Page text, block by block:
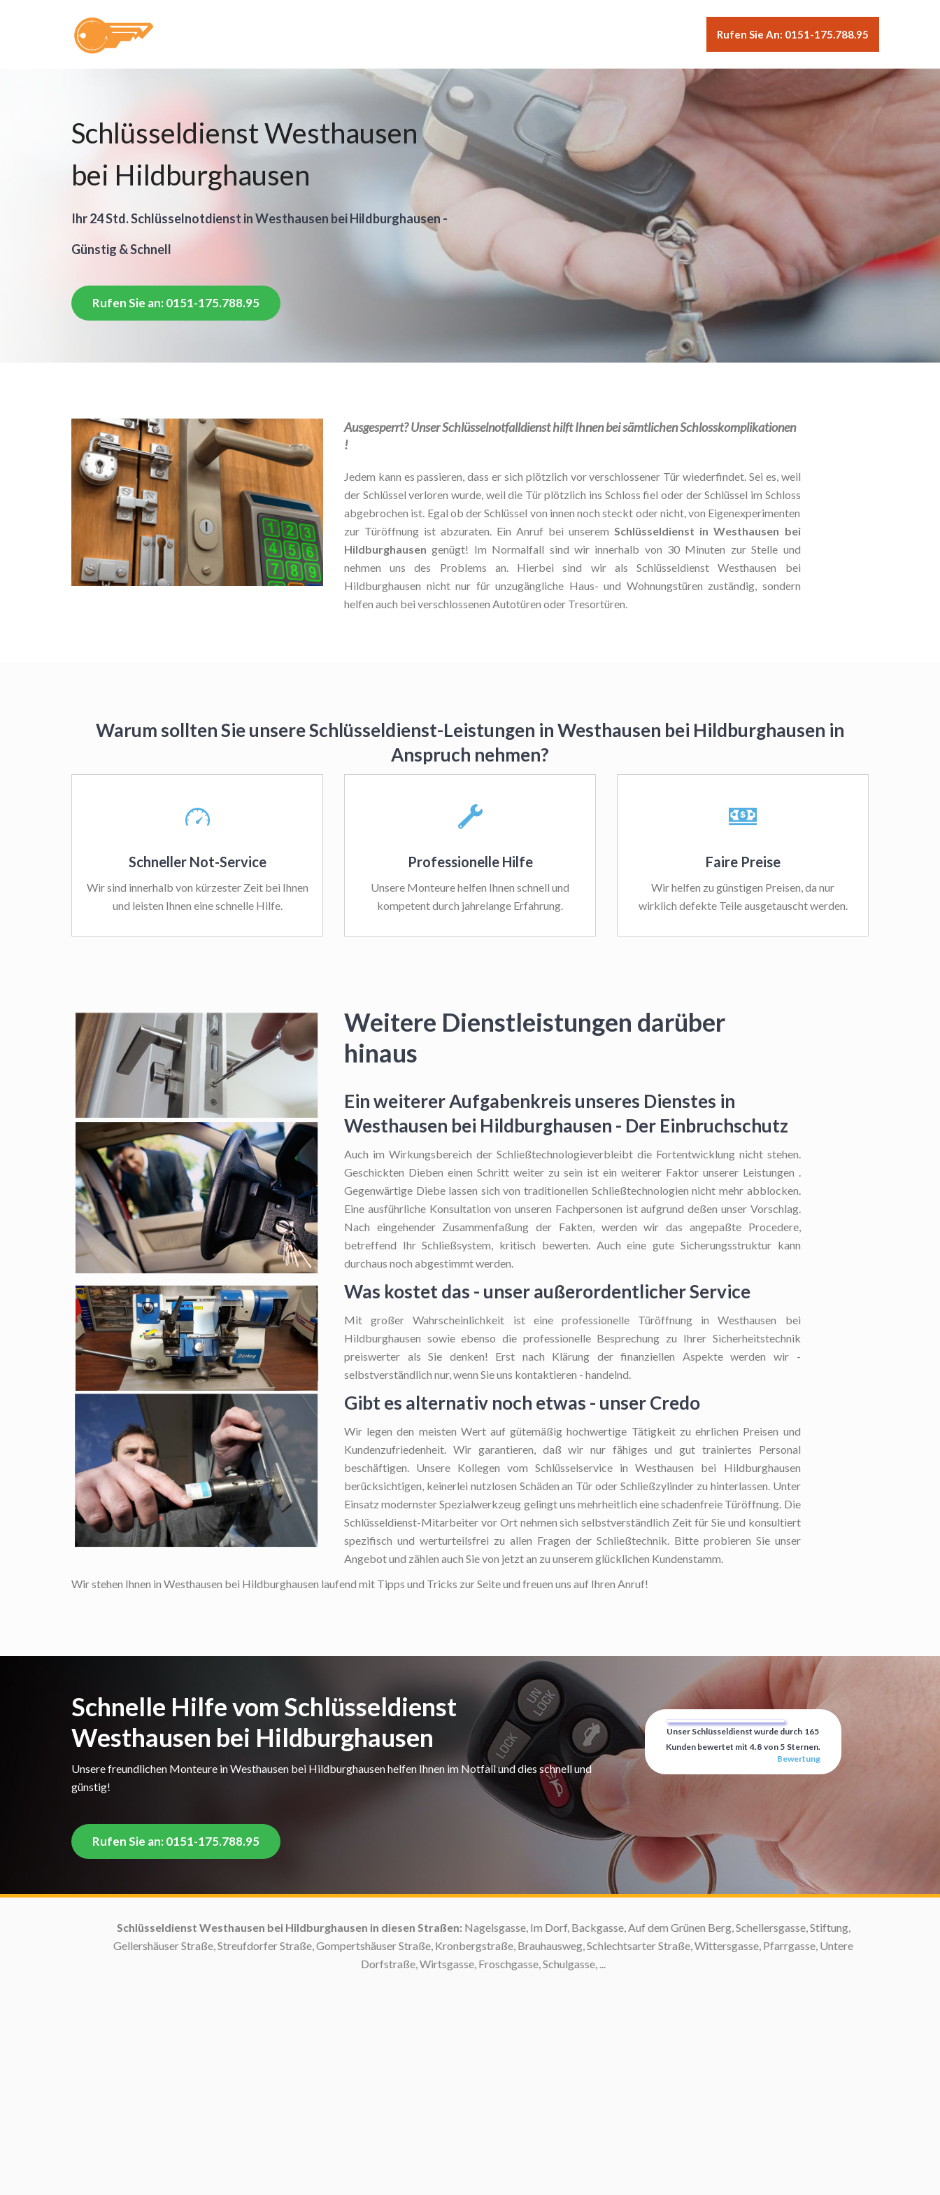
Rufen Sie An: 0151-175.788.95
Schlüsseldienst Westhausen
bei Hildburghausen
Ihr 24 Std. Schlüsselnotdienst in Westhausen bei Hildburghausen -
Günstig & Schnell
Rufen Sie an: 0151-175.788.95
Ausgesperrt? Unser Schlüsselnotfalldienst hilft Ihnen bei sämtlichen Schlosskomplikationen
!
Jedem kann es passieren, dass er sich plötzlich vor verschlossener Tür wiederfindet. Sei es, weil
der Schlüssel verloren wurde, weil die Tür plötzlich ins Schloss fiel oder der Schlüssel im Schloss
abgebrochen ist. Egal ob der Schlüssel von innen noch steckt oder nicht, von Eigenexperimenten
zur Türöffnung ist abzuraten. Ein Anruf bei unseremSchlüsseldienst in Westhausen bei
Hildburghausen genügt! Im Normalfall sind wir innerhalb von 30 Minuten zur Stelle und
nehmen uns des Problems an. Hierbei sind wir als Schlüsseldienst Westhausen bei
Hildburghausen nicht nur für unzugängliche Haus- und Wohnungstüren zuständig, sondern
helfen auch bei verschlossenen Autotüren oder Tresortüren.
Warum sollten Sie unsere Schlüsseldienst-Leistungen in Westhausen bei Hildburghausen in
Anspruch nehmen?
Schneller Not-Service
Wir sind innerhalb von kürzester Zeit bei Ihnen
und leisten Ihnen eine schnelle Hilfe.
Professionelle Hilfe
Unsere Monteure helfen Ihnen schnell und
kompetent durch jahrelange Erfahrung.
Faire Preise
Wir helfen zu günstigen Preisen, da nur
wirklich defekte Teile ausgetauscht werden.
Weitere Dienstleistungen darüber
hinaus
Ein weiterer Aufgabenkreis unseres Dienstes in
Westhausen bei Hildburghausen - Der Einbruchschutz
Auch im Wirkungsbereich der Schließtechnologieverbleibt die Fortentwicklung nicht stehen.
Geschickten Dieben einen Schritt weiter zu sein ist ein weiterer Faktor unserer Leistungen .
Gegenwärtige Diebe lassen sich von traditionellen Schließtechnologien nicht mehr abblocken.
Eine ausführliche Konsultation von unseren Fachpersonen ist aufgrund deßen unser Vorschlag.
Nach eingehender Zusammenfaßung der Fakten, werden wir das angepaßte Procedere,
betreffend Ihr Schließsystem, kritisch bewerten. Auch eine gute Sicherungsstruktur kann
durchaus noch abgestimmt werden.
Was kostet das - unser außerordentlicher Service
Mit großer Wahrscheinlichkeit ist eine professionelle Türöffnung in Westhausen bei
Hildburghausen sowie ebenso die professionelle Besprechung zu Ihrer Sicherheitstechnik
preiswerter als Sie denken! Erst nach Klärung der finanziellen Aspekte werden wir -
selbstverständlich nur, wenn Sie uns kontaktieren - handelnd.
Gibt es alternativ noch etwas - unser Credo
Wir legen den meisten Wert auf gütemäßig hochwertige Tätigkeit zu ehrlichen Preisen und
Kundenzufriedenheit. Wir garantieren, daß wir nur fähiges und gut trainiertes Personal
beschäftigen. Unsere Kollegen vom Schlüsselservice in Westhausen bei Hildburghausen
berücksichtigen, keinerlei nutzlosen Schäden an Tür oder Schließzylinder zu hinterlassen. Unter
Einsatz modernster Spezialwerkzeug gelingt uns mehrheitlich eine schadenfreie Türöffnung. Die
Schlüsseldienst-Mitarbeiter vor Ort nehmen sich selbstverständlich Zeit für Sie und konsultiert
spezifisch und werturteilsfrei zu allen Fragen der Schließtechnik. Bitte probieren Sie unser
Angebot und zählen auch Sie von jetzt an zu unserem glücklichen Kundenstamm.
Wir stehen Ihnen in Westhausen bei Hildburghausen laufend mit Tipps und Tricks zur Seite und freuen uns auf Ihren Anruf!
Schnelle Hilfe vom Schlüsseldienst
Westhausen bei Hildburghausen
Unsere freundlichen Monteure in Westhausen bei Hildburghausen helfen Ihnen im Notfall und dies schnell und
günstig!
Rufen Sie an: 0151-175.788.95
Unser Schlüsseldienst wurde durch 165
Kunden bewertet mit 4.8 von 5 Sternen.
Bewertung
Schlüsseldienst Westhausen bei Hildburghausen in diesen Straßen:Nagelsgasse, Im Dorf, Backgasse, Auf dem Grünen Berg, Schellersgasse, Stiftung,
Gellershäuser Straße, Streufdorfer Straße, Gompertshäuser Straße, Kronbergstraße, Brauhausweg, Schlechtsarter Straße, Wittersgasse, Pfarrgasse, Untere
Dorfstraße, Wirtsgasse, Froschgasse, Schulgasse, ...